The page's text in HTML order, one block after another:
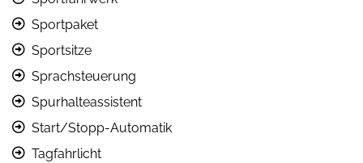
Sportpaket
Sportsitze
Sprachsteuerung
Spurhalteassistent
Start/Stopp-Automatik
Tagfahrlicht